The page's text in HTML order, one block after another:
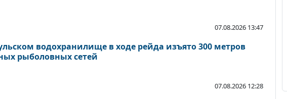
07.08.2026 13:47
водохранилище в ходе рейда изъято 300 метров
рыболовных сетей
07.08.2026 12:28